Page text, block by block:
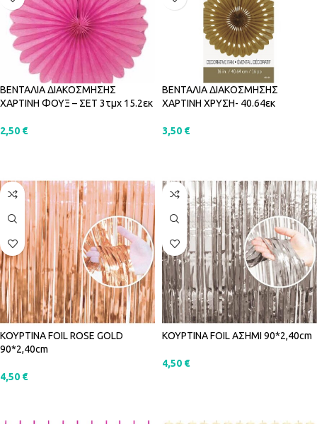
ΒΕΝΤΑΛΙΑ ΔΙΑΚΟΣΜΗΣΗΣ
ΧΑΡΤΙΝΗ ΦΟΥΞ – ΣΕΤ 3τμχ 15.2εκ
2,50 €
ΒΕΝΤΑΛΙΑ ΔΙΑΚΟΣΜΗΣΗΣ
ΧΑΡΤΙΝΗ ΧΡΥΣΗ- 40.64εκ
3,50 €
ΚΟΥΡΤΙΝΑ FOIL ROSE GOLD
90*2,40cm
4,50 €
ΚΟΥΡΤΙΝΑ FOIL ΑΣΗΜΙ 90*2,40cm
4,50 €